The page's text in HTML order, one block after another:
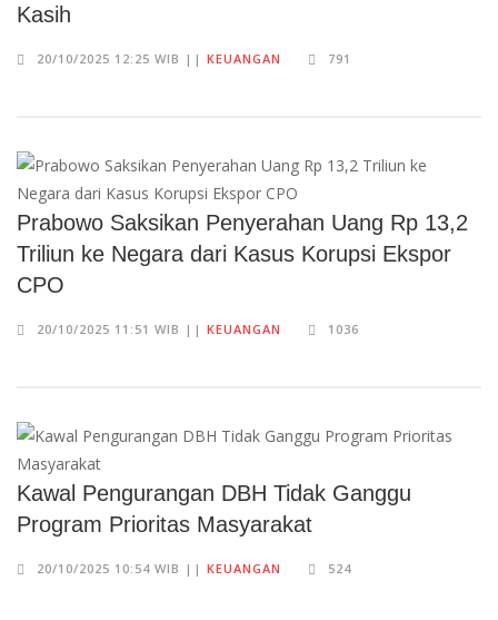
Kasih
20/10/2025 12:25 WIB || KEUANGAN 791
Prabowo Saksikan Penyerahan Uang Rp 13,2
Triliun ke Negara dari Kasus Korupsi Ekspor
CPO
20/10/2025 11:51 WIB || KEUANGAN 1036
Kawal Pengurangan DBH Tidak Ganggu
Program Prioritas Masyarakat
20/10/2025 10:54 WIB || KEUANGAN 524